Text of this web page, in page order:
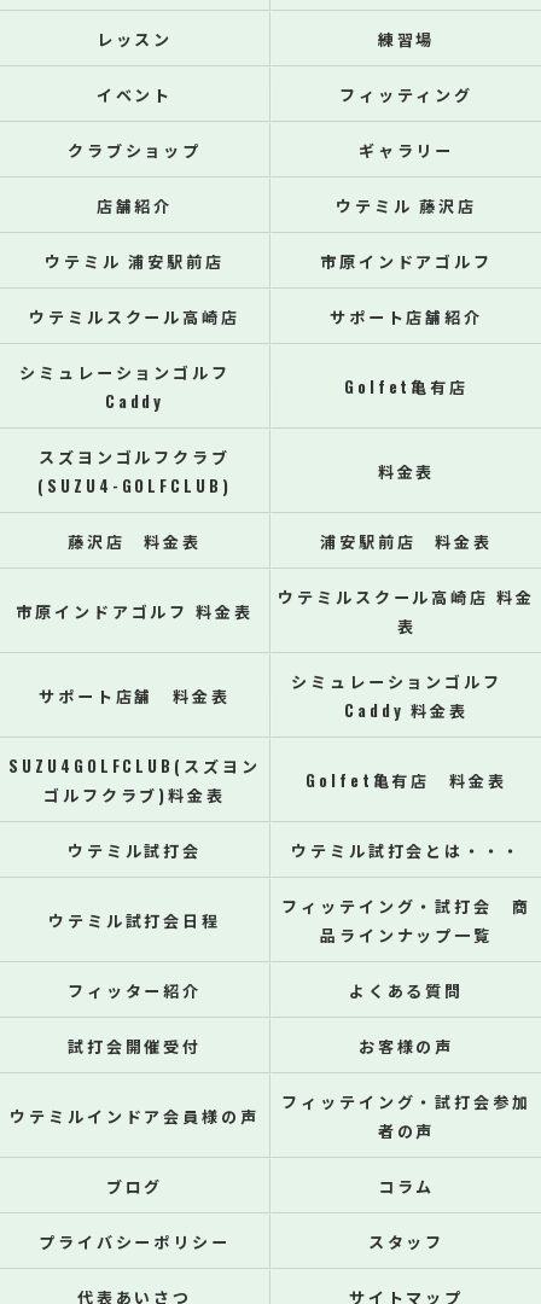
レッスン 練習場
イベント フィッティング
クラブショップ ギャラリー
店舗紹介 ウテミル 藤沢店
ウテミル 浦安駅前店 市原インドアゴルフ
ウテミルスクール高崎店 サポート店舗紹介
シミュレーションゴルフ
Caddy
Golfet亀有店
スズヨンゴルフクラブ
(SUZU4-GOLFCLUB)
料金表
藤沢店 料金表 浦安駅前店 料金表
市原インドアゴルフ 料金表
ウテミルスクール高崎店 料金
表
サポート店舗 料金表
シミュレーションゴルフ
Caddy 料金表
SUZU4GOLFCLUB(スズヨン
ゴルフクラブ)料金表
Golfet亀有店 料金表
ウテミル試打会 ウテミル試打会とは・・・
ウテミル試打会日程
フィッテイング・試打会 商
品ラインナップ一覧
フィッター紹介 よくある質問
試打会開催受付 お客様の声
ウテミルインドア会員様の声
フィッテイング・試打会参加
者の声
ブログ コラム
プライバシーポリシー スタッフ
代表あいさつ サイトマップ